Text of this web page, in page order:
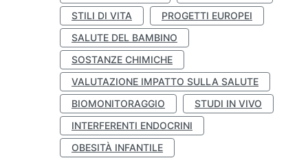
STILI DI VITA
PROGETTI EUROPEI
SALUTE DEL BAMBINO
SOSTANZE CHIMICHE
VALUTAZIONE IMPATTO SULLA SALUTE
BIOMONITORAGGIO
STUDI IN VIVO
INTERFERENTI ENDOCRINI
OBESITÀ INFANTILE